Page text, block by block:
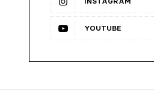
YOUTUBE